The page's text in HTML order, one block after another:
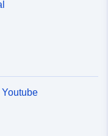
Youtube